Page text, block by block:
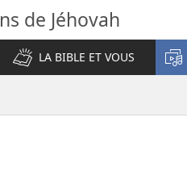
de Jéhovah
LA BIBLE ET VOUS